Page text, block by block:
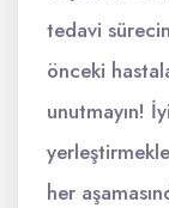
tedavi
önceki
unutmayın!
her